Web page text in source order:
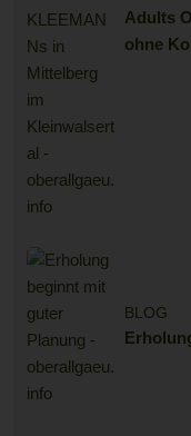
Adults
ohne
BLOG